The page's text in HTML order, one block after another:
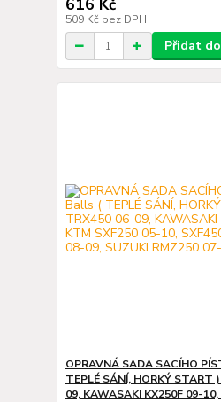
616 Kč
509 Kč bez DPH
Přidat
OPRAVNÁ SADA SACÍHO
TEPLÉ SÁNÍ, HORKÝ START
09, KAWASAKI KX250F 09-